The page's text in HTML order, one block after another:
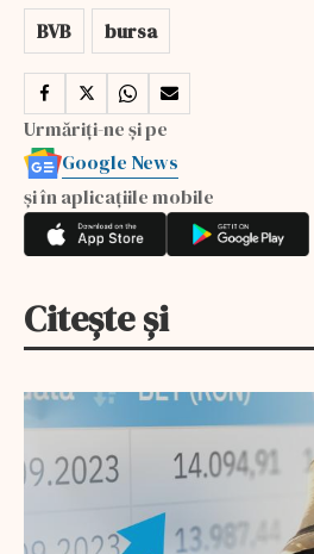
BVB bursa
Urmăriți-ne și pe
Google News
și în aplicațiile mobile
Citește și